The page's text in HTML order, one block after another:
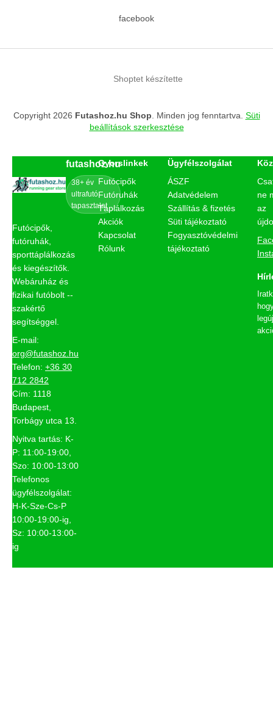
facebook
Shoptet készítette
Copyright 2026 Futashoz.hu Shop . Minden jog fenntartva. Süti
beállítások szerkesztése
futashoz.hu
38+ év
ultrafutó
tapasztalat
Futócipők,
futóruhák,
sporttáplálkozás
és kiegészítők.
Webáruház és
fizikai futóbolt --
szakértő
segítséggel.
E-mail:
org@futashoz.hu
Telefon: +36 30
712 2842
Cím: 1118
Budapest,
Torbágy utca 13.
Nyitva tartás: K-
P: 11:00-19:00,
Szo: 10:00-13:00
Telefonos
ügyfélszolgálat:
H-K-Sze-Cs-P
10:00-19:00-ig,
Sz: 10:00-13:00-
ig
Gyorslinkek
Futócipők
Futóruhák
Táplálkozás
Akciók
Kapcsolat
Rólunk
Ügyfélszolgálat
ÁSZF
Adatvédelem
Szállítás & fizetés
Süti tájékoztató
Fogyasztóvédelmi
tájékoztató
ne
az